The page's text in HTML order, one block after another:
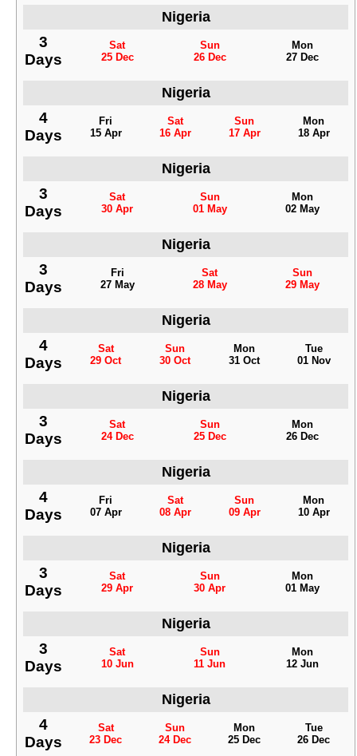
Nigeria
3
Days
Sat
25 Dec
Sun
26 Dec
Mon
27 Dec
Nigeria
4
Days
Fri
15 Apr
Sat
16 Apr
Sun
17 Apr
Mon
18 Apr
Nigeria
3
Days
Sat
30 Apr
Sun
01 May
Mon
02 May
Nigeria
3
Days
Fri
27 May
Sat
28 May
Sun
29 May
Nigeria
4
Days
Sat
29 Oct
Sun
30 Oct
Mon
31 Oct
Tue
01 Nov
Nigeria
3
Days
Sat
24 Dec
Sun
25 Dec
Mon
26 Dec
Nigeria
4
Days
Fri
07 Apr
Sat
08 Apr
Sun
09 Apr
Mon
10 Apr
Nigeria
3
Days
Sat
29 Apr
Sun
30 Apr
Mon
01 May
Nigeria
3
Days
Sat
10 Jun
Sun
11 Jun
Mon
12 Jun
Nigeria
4
Days
Sat
23 Dec
Sun
24 Dec
Mon
25 Dec
Tue
26 Dec